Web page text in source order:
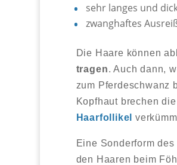
sehr langes und
zwanghaftes
Die Haare können
tragen. Auch dann,
zum Pferdeschwanz
Kopfhaut brechen
Haarfollikel
Eine Sonderform
den Haaren beim